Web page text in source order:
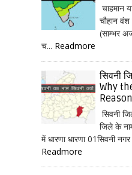
चाहमान
चौहान
(साम्भर
च... Readmore
सिवनी
Why
Reason
सिवनी
जिले के
में धारणा धारणा 01सिवनी
Readmore